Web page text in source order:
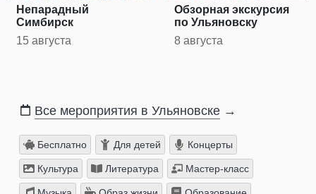
Непарадный
Симбирск
15 августа
Обзорная экскурсия
по Ульяновску
8 августа
Все мероприятия в Ульяновске →
Бесплатно Для детей Концерты
Культура Литература Мастер-класс